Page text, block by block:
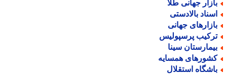
جهانی طلا
بالادستی
جهانی
پرسپولیس
سینا
همسایه
استقلال